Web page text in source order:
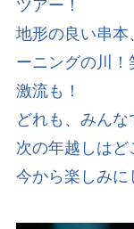
ツアー！
地形の良い串本
ーニングの川！
激流も！
どれも、みんな
次の年越しはど
今から楽しみに